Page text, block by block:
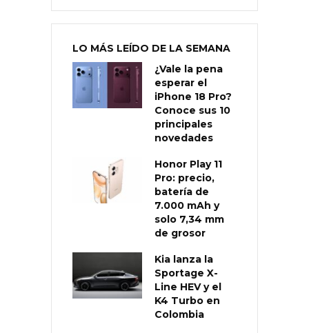
LO MÁS LEÍDO DE LA SEMANA
¿Vale la pena
esperar el
iPhone 18 Pro?
Conoce sus 10
principales
novedades
Honor Play 11
Pro: precio,
batería de
7.000 mAh y
solo 7,34 mm
de grosor
Kia lanza la
Sportage X-
Line HEV y el
K4 Turbo en
Colombia